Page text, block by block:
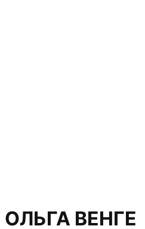
ОЛЬГА ВЕНГЕ